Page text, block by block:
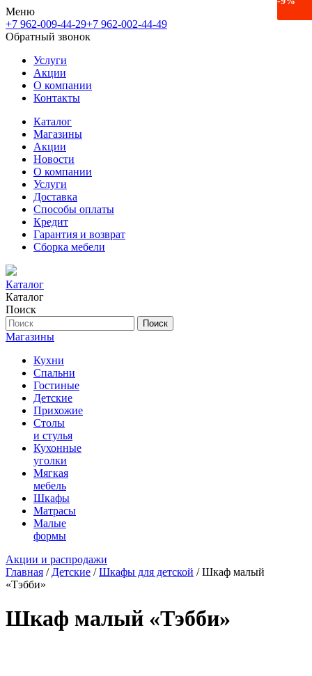
Меню
+7 962-009-44-29+7 962-002-44-49
Обратный звонок
Услуги
Акции
О компании
Контакты
Каталог
Магазины
Акции
Новости
О компании
Услуги
Доставка
Способы оплаты
Кредит
Гарантия и возврат
Сборка мебели
Каталог
Каталог
Поиск
Поиск
Магазины
Кухни
Спальни
Гостиные
Детские
Прихожие
Столы
и стулья
Кухонные
уголки
Мягкая
мебель
Шкафы
Матрасы
Малые
формы
Акции и распродажи
Главная / Детские /Шкафы для детской / Шкаф малый
«Тэбби»
Шкаф малый «Тэбби»